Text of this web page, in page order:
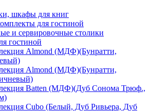
шкафы для книг
для гостиной
и сервировочные столики
гостиной
Almond (МДФ)(Бунратти,
Almond (МДФ)(Бунратти,
Batten (МДФ)(Дуб Сонома Трюф.,
Cubo (Белый, Дуб Ривьера, Дуб